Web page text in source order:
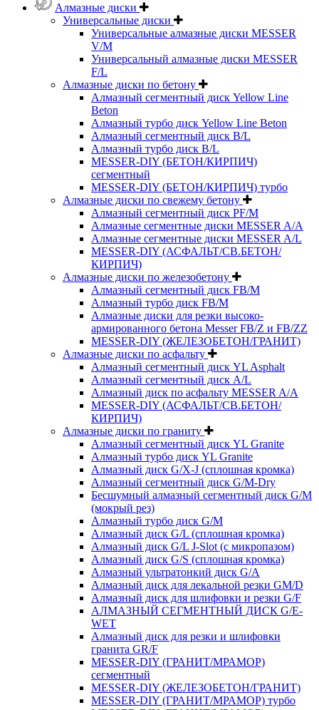
Алмазные диски
Универсальные диски
Универсальные алмазные диски MESSER
V/M
Универсальный алмазные диски MESSER
F/L
Алмазные диски по бетону
Алмазный сегментный диск Yellow Line
Beton
Алмазный турбо диск Yellow Line Beton
Алмазный сегментный диск B/L
Алмазный турбо диск B/L
MESSER-DIY (БЕТОН/КИРПИЧ)
сегментный
MESSER-DIY (БЕТОН/КИРПИЧ) турбо
Алмазные диски по свежему бетону
Алмазный сегментный диск PF/M
Алмазные сегментные диски MESSER A/A
Алмазные сегментные диски MESSER A/L
MESSER-DIY (АСФАЛЬТ/СВ.БЕТОН/
КИРПИЧ)
Алмазные диски по железобетону
Алмазный сегментный диск FB/M
Алмазный турбо диск FB/M
Алмазные диски для резки высоко-
армированного бетона Messer FB/Z и FB/ZZ
MESSER-DIY (ЖЕЛЕЗОБЕТОН/ГРАНИТ)
Алмазные диски по асфальту
Алмазный сегментный диск YL Asphalt
Алмазный сегментный диск A/L
Алмазный диск по асфальту MESSER A/A
MESSER-DIY (АСФАЛЬТ/СВ.БЕТОН/
КИРПИЧ)
Алмазные диски по граниту
Алмазный сегментный диск YL Granite
Алмазный турбо диск YL Granite
Алмазный диск G/X-J (сплошная кромка)
Алмазный сегментный диск G/M-Dry
Бесшумный алмазный сегментный диск G/M
(мокрый рез)
Алмазный турбо диск G/M
Алмазный диск G/L (сплошная кромка)
Алмазный диск G/L J-Slot (с микропазом)
Алмазный диск G/S (сплошная кромка)
Алмазный ультратонкий диск G/A
Алмазный диск для лекальной резки GM/D
Алмазный диск для шлифовки и резки G/F
АЛМАЗНЫЙ СЕГМЕНТНЫЙ ДИСК G/E-
WET
Алмазный диск для резки и шлифовки
гранита GR/F
MESSER-DIY (ГРАНИТ/МРАМОР)
сегментный
MESSER-DIY (ЖЕЛЕЗОБЕТОН/ГРАНИТ)
MESSER-DIY (ГРАНИТ/МРАМОР) турбо